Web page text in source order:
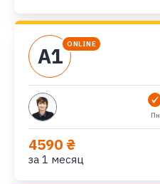
ONLINE
А1
Пн
4590 ₴
за 1 месяц